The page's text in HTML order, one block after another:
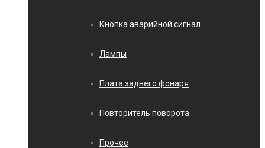
Кнопка аварийной сигнал
Лампы
Плата заднего фонаря
Повторитель поворота
Прочее